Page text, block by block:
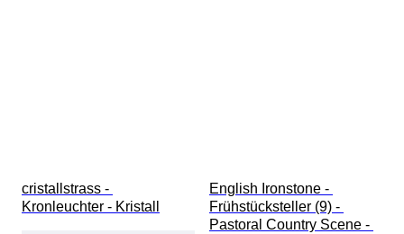
cristallstrass -
Kronleuchter - Kristall
English Ironstone -
Frühstücksteller (9) -
Pastoral Country Scene -